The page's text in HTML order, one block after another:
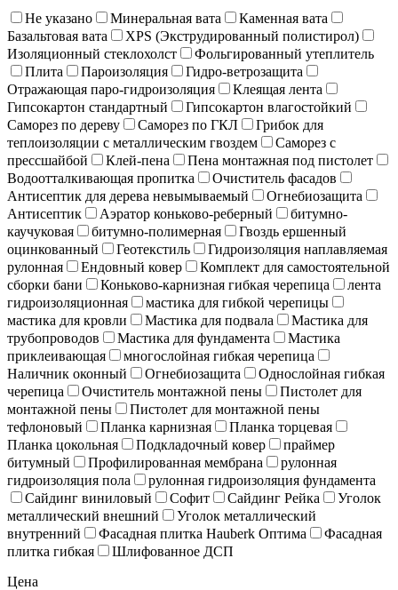
Не указано Минеральная вата
Каменная вата
Базальтовая вата
XPS (Экструдированный полистирол)
Изоляционный стеклохолст
Фольгированный утеплитель
Плита
Пароизоляция
Гидро-ветрозащита
Отражающая паро-гидроизоляция
Клеящая лента
Гипсокартон стандартный
Гипсокартон влагостойкий
Саморез по дереву
Саморез по ГКЛ
Грибок для
теплоизоляции с металлическим гвоздем
Саморез с
прессшайбой
Клей-пена
Пена монтажная под пистолет
Водоотталкивающая пропитка
Очиститель фасадов
Антисептик для дерева невымываемый
Огнебиозащита
Антисептик
Аэратор коньково-реберный
битумно-
каучуковая
битумно-полимерная
Гвоздь ершенный
оцинкованный
Геотекстиль
Гидроизоляция наплавляемая
рулонная
Ендовный ковер
Комплект для самостоятельной
сборки бани
Коньково-карнизная гибкая черепица
лента
гидроизоляционная
мастика для гибкой черепицы
мастика для кровли
Мастика для подвала
Мастика для
трубопроводов
Мастика для фундамента
Мастика
приклеивающая
многослойная гибкая черепица
Наличник оконный
Огнебиозащита
Однослойная гибкая
черепица
Очиститель монтажной пены
Пистолет для
монтажной пены
Пистолет для монтажной пены
тефлоновый
Планка карнизная
Планка торцевая
Планка цокольная
Подкладочный ковер
праймер
битумный
Профилированная мембрана
рулонная
гидроизоляция пола
рулонная гидроизоляция фундамента
Сайдинг виниловый
Софит Сайдинг Рейка
Уголок
металлический внешний
Уголок металлический
внутренний
Фасадная плитка Hauberk Оптима
Фасадная
плитка гибкая
Шлифованное ДСП
Цена